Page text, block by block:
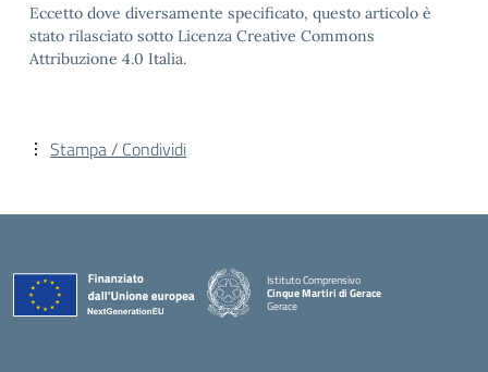
Eccetto dove diversamente specificato, questo articolo è
stato rilasciato sotto Licenza Creative Commons
Attribuzione 4.0 Italia.
Stampa / Condividi
Istituto Comprensivo
Cinque Martiri di Gerace
Gerace